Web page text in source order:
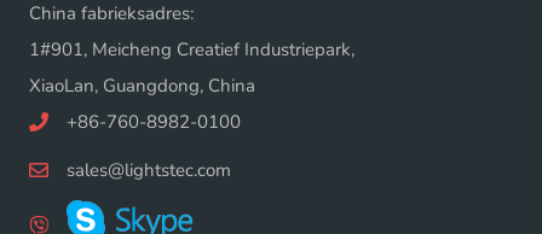
China fabrieksadres:
1#901, Meicheng Creatief Industriepark,
XiaoLan, Guangdong, China
+86-760-8982-0100
sales@lightstec.com